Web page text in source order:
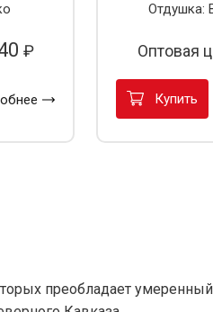
₽
Отдушка:
Оптовая
Купить
преобладает